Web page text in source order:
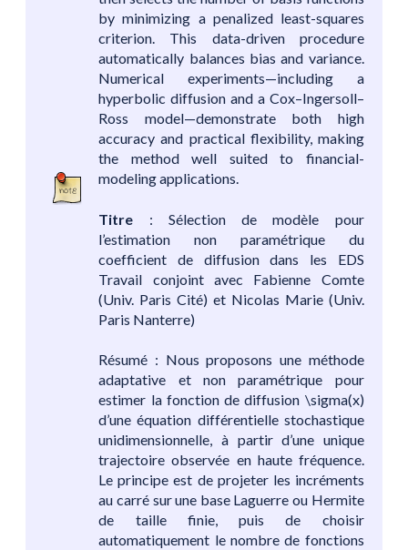
by minimizing a penalized least-squares
criterion. This data-driven procedure
automatically balances bias and variance.
Numerical experiments—including a
hyperbolic diffusion and a Cox–Ingersoll–
Ross model—demonstrate both high
accuracy and practical flexibility, making
the method well suited to financial-
modeling applications.
Titre : Sélection de modèle pour
l’estimation non paramétrique du
coefficient de diffusion dans les EDS
Travail conjoint avec Fabienne Comte
(Univ. Paris Cité) et Nicolas Marie (Univ.
Paris Nanterre)
Résumé : Nous proposons une méthode
adaptative et non paramétrique pour
estimer la fonction de diffusion \sigma(x)
d’une équation différentielle stochastique
unidimensionnelle, à partir d’une unique
trajectoire observée en haute fréquence.
Le principe est de projeter les incréments
au carré sur une base Laguerre ou Hermite
de taille finie, puis de choisir
automatiquement le nombre de fonctions